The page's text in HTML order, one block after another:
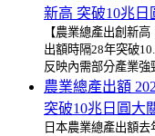
新高 突破10兆日
【農業總產出創新
出額時隔28年突破
反映內需部分產業
農業總產出額
突破10兆日圓大
日本農業總產出額